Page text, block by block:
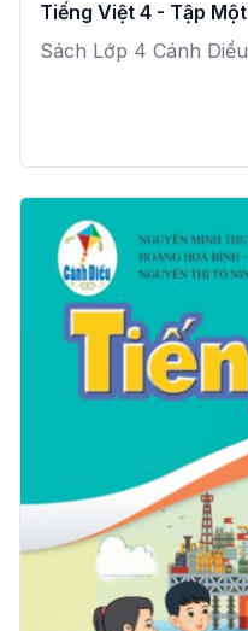
Tiếng Việt 4 - Tập Một
Sách Lớp 4 Cánh Diều